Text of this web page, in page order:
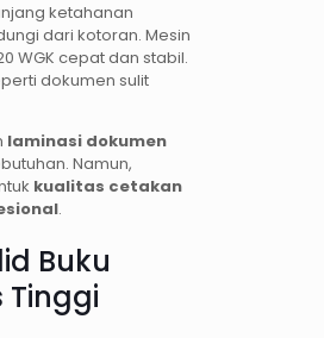
ketahanan
dari kotoran. Mesin
WGK cepat dan stabil.
dokumen sulit
laminasi dokumen
Namun,
kualitas cetakan
.
Buku
Tinggi